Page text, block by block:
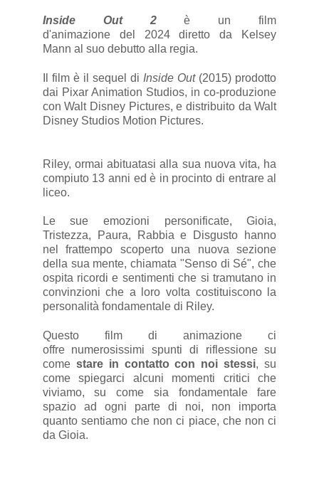
Inside Out 2è un film
d'animazione del 2024 diretto da Kelsey
Mann al suo debutto alla regia.
Il film è il sequel di Inside Out(2015) prodotto
dai Pixar Animation Studios, in co-produzione
con Walt Disney Pictures, e distribuito da Walt
Disney Studios Motion Pictures.
Riley, ormai abituatasi alla sua nuova vita, ha
compiuto 13 anni ed è in procinto di entrare al
liceo.
Le sue emozioni personificate, Gioia,
Tristezza, Paura, Rabbia e Disgusto hanno
nel frattempo scoperto una nuova sezione
della sua mente, chiamata "Senso di Sé", che
ospita ricordi e sentimenti che si tramutano in
convinzioni che a loro volta costituiscono la
personalità fondamentale di Riley.
Questo film di animazione ci
offre numerosissimi spunti di riflessione su
come stare in contatto con noi stessi, su
come spiegarci alcuni momenti critici che
viviamo, su come sia fondamentale fare
spazio ad ogni parte di noi, non importa
quanto sentiamo che non ci piace, che non ci
da Gioia.